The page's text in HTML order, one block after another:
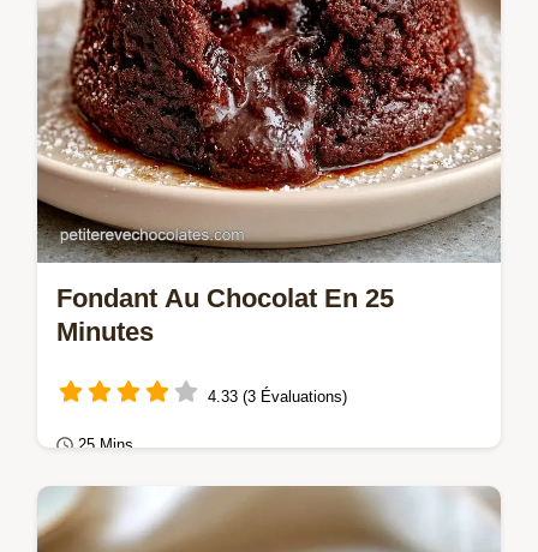
Fondant Au Chocolat En 25
Minutes
4.33 (3 Évaluations)
25 Mins
Gâteaux au chocolat
Réussissez votre Fondant au chocolat avec